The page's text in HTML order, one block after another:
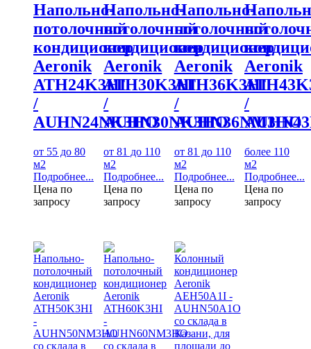
Напольно-
потолочный
кондиционер
Aeronik
ATH24K3HI
/
AUHN24NK3HO
от 55 до 80
м2
Подробнее...
Цена по
запросу
Напольно-
потолочный
кондиционер
Aeronik
ATH30K3HI
/
AUHN30NK3HO
от 81 до 110
м2
Подробнее...
Цена по
запросу
Напольно-
потолочный
кондиционер
Aeronik
ATH36K3HI
/
AUHN36NM3HO
от 81 до 110
м2
Подробнее...
Цена по
запросу
Aeronik
/
более 110
м2
Подробнее...
Цена по
запросу